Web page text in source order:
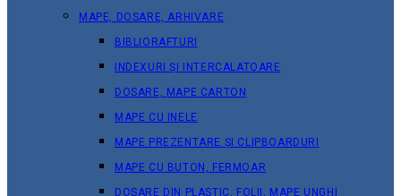
MAPE, DOSARE, ARHIVARE
BIBLIORAFTURI
INDEXURI ȘI INTERCALATOARE
DOSARE, MAPE CARTON
MAPE CU INELE
MAPE PREZENTARE ȘI CLIPBOARDURI
MAPE CU BUTON, FERMOAR
DOSARE DIN PLASTIC, FOLII, MAPE UNGHI